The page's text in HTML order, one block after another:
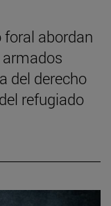
abordan
del derecho
refugiado